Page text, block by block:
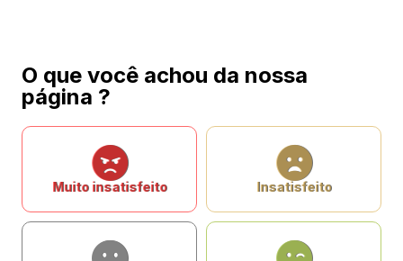
O que você achou da nossa
página ?
Muito insatisfeito Insatisfeito